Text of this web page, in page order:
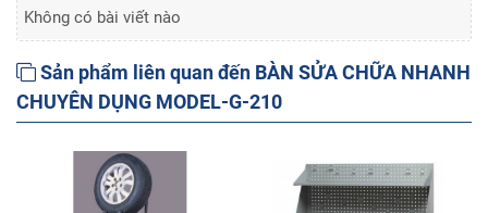
Không có bài viết nào
Sản phẩm liên quan đến BÀN SỬA CHỮA NHANH
CHUYÊN DỤNG MODEL-G-210